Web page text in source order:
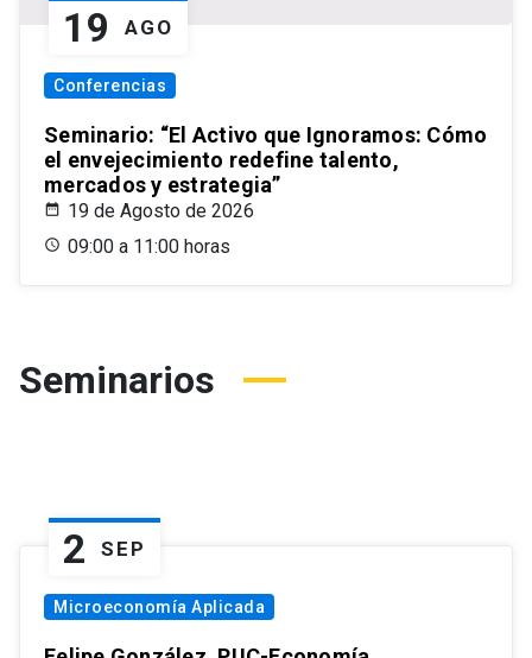
19 AGO
Conferencias
Seminario: “El Activo que Ignoramos: Cómo
el envejecimiento redefine talento,
mercados y estrategia”
19 de Agosto de 2026
09:00 a 11:00 horas
Seminarios
2 SEP
Microeconomía Aplicada